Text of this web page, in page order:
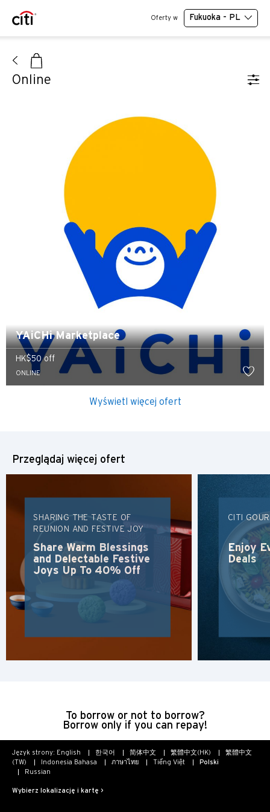
Oferty w Fukuoka - PL
Online
YAiCHi Marketplace
HK$50 off
ONLINE
Wyświetl więcej ofert
Przeglądaj więcej ofert
SHARING THE TASTE OF
REUNION AND FESTIVE JOY
Share Warm Blessings
and Delectable Festive
Joys Up To 40% Off
CITI
Enjoy
Deals
To borrow or not to borrow?
Borrow only if you can repay!
Język strony: English 한국어 简体中文 繁體中文(HK)
繁體中文
(TW)
Indonesia Bahasa ภาษาไทย Tiếng Việt
Polski
Russian
Wybierz lokalizację i kartę >
Preferowany język
POPULARNE
POPULARNE
Sydney, Australia
Tokio, Japan
H
Hongkong